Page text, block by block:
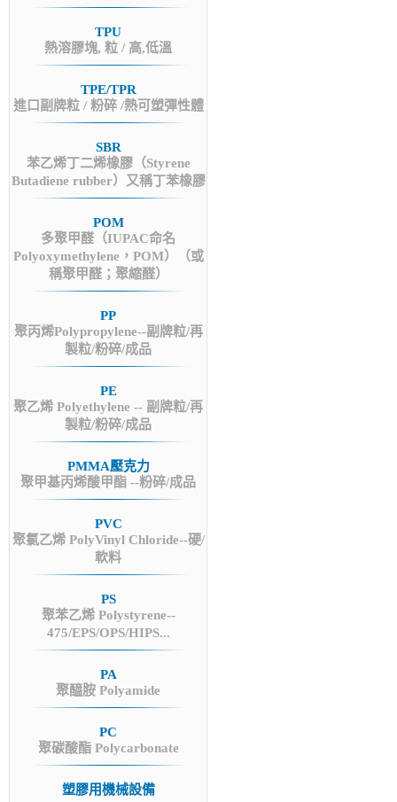
TPU
熱溶膠塊, 粒 / 高,低溫
TPE/TPR
進口副牌粒 / 粉碎 /熱可塑彈性體
SBR
苯乙烯丁二烯橡膠（Styrene
Butadiene rubber）又稱丁苯橡膠
POM
多聚甲醛（IUPAC命名
Polyoxymethylene，POM）（或
稱聚甲醛；聚縮醛）
PP
聚丙烯Polypropylene--副牌粒/再
製粒/粉碎/成品
PE
聚乙烯 Polyethylene -- 副牌粒/再
製粒/粉碎/成品
PMMA壓克力
聚甲基丙烯酸甲酯 --粉碎/成品
PVC
聚氯乙烯 PolyVinyl Chloride--硬/
軟料
PS
聚苯乙烯 Polystyrene--
475/EPS/OPS/HIPS...
PA
聚醯胺 Polyamide
PC
聚碳酸酯 Polycarbonate
塑膠用機械設備